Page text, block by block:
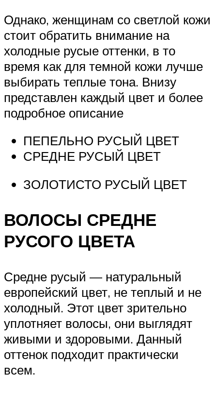
Однако, женщинам со светлой кожи
стоит обратить внимание на
холодные русые оттенки, в то
время как для темной кожи лучше
выбирать теплые тона. Внизу
представлен каждый цвет и более
подробное описание
ПЕПЕЛЬНО РУСЫЙ ЦВЕТ
СРЕДНЕ РУСЫЙ ЦВЕТ
ЗОЛОТИСТО РУСЫЙ ЦВЕТ
ВОЛОСЫ СРЕДНЕ
РУСОГО ЦВЕТА
Средне русый — натуральный
европейский цвет, не теплый и не
холодный. Этот цвет зрительно
уплотняет волосы, они выглядят
живыми и здоровыми. Данный
оттенок подходит практически
всем.